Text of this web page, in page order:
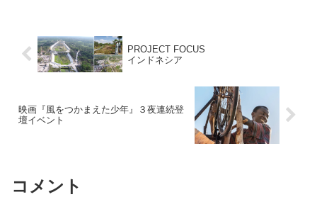
PROJECT FOCUS
インドネシア
映画『風をつかまえた少年』３夜連続登
壇イベント
コメント